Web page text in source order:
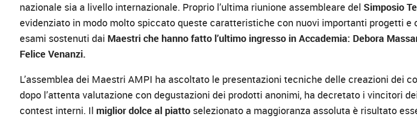
nazionale sia a livello internazionale. Proprio l’ultima riunione assembleare del Simposio
evidenziato in modo molto spiccato queste caratteristiche con nuovi importanti progetti e
esami sostenuti dai Maestri che hanno fatto l’ultimo ingresso in Accademia: Debora
Felice Venanzi.
L’assemblea dei Maestri AMPI ha ascoltato le presentazioni tecniche delle creazioni dei
dopo l’attenta valutazione con degustazioni dei prodotti anonimi, ha decretato i vincitori
contest interni. Il miglior dolce al piatto selezionato a maggioranza assoluta è risultato